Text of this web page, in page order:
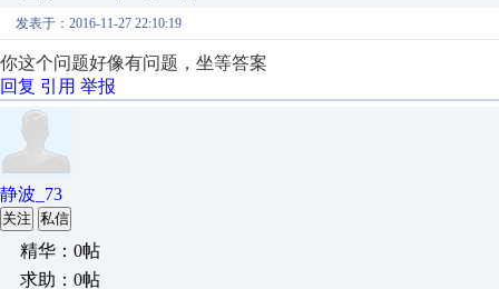
发表于：2016-11-27 22:10:19
你这个问题好像有问题，坐等答案
回复 引用 举报
静波_73
关注 私信
精华：0帖
求助：0帖